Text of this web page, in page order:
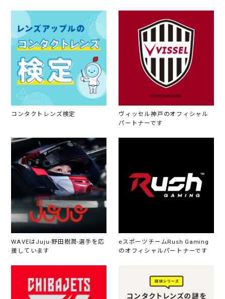
コンタクトレンズ検定
ヴィッセル神戸のオフィシャル
パートナーです
WAVEはJuju-野田樹潤-選手を応
援しています
eスポーツチームRush Gaming
のオフィシャルパートナーです